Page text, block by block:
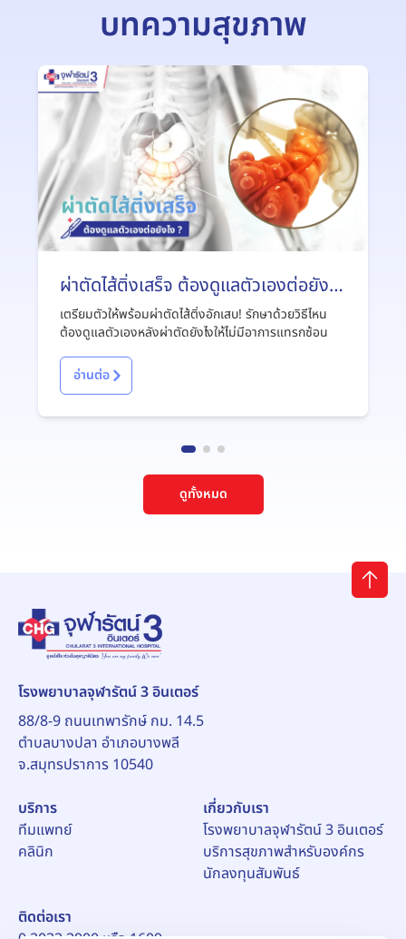
บทความสุขภาพ
ผ่าตัดไส้ติ่งเสร็จ ต้องดูแลตัวเองต่อยังไง
?
เตรียมตัวให้พร้อมผ่าตัดไส้ติ่งอักเสบ! รักษาด้วยวิธีไหน
ต้องดูแลตัวเองหลังผ่าตัดยังไงให้ไม่มีอาการแทรกซ้อน
อ่านต่อ
ดูทั้งหมด
โรงพยาบาลจุฬารัตน์ 3 อินเตอร์
88/8-9 ถนนเทพารักษ์ กม. 14.5
ตำบลบางปลา อำเภอบางพลี
จ.สมุทรปราการ 10540
บริการ
ทีมแพทย์
คลินิก
เกี่ยวกับเรา
โรงพยาบาลจุฬารัตน์ 3 อินเตอร์
บริการสุขภาพสำหรับองค์กร
นักลงทุนสัมพันธ์
ติดต่อเรา